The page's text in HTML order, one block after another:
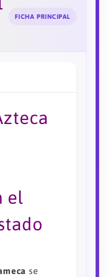
FICHA PRINCIPAL
el
se